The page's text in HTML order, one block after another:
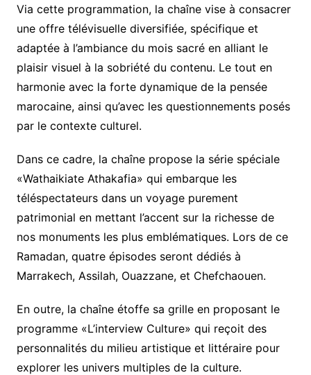
Via cette programmation, la chaîne vise à consacrer
une offre télévisuelle diversifiée, spécifique et
adaptée à l’ambiance du mois sacré en alliant le
plaisir visuel à la sobriété du contenu. Le tout en
harmonie avec la forte dynamique de la pensée
marocaine, ainsi qu’avec les questionnements posés
par le contexte culturel.
Dans ce cadre, la chaîne propose la série spéciale
«Wathaikiate Athakafia» qui embarque les
téléspectateurs dans un voyage purement
patrimonial en mettant l’accent sur la richesse de
nos monuments les plus emblématiques. Lors de ce
Ramadan, quatre épisodes seront dédiés à
Marrakech, Assilah, Ouazzane, et Chefchaouen.
En outre, la chaîne étoffe sa grille en proposant le
programme «L’interview Culture» qui reçoit des
personnalités du milieu artistique et littéraire pour
explorer les univers multiples de la culture.